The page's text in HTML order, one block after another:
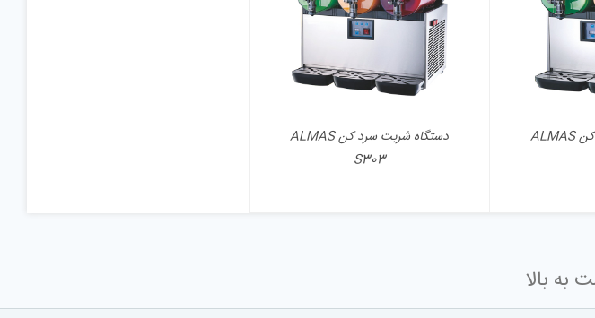
دستگاه شربت سرد کن ALMAS
نمایش سریع
دستگاه شربت سرد کن ALMAS
S303
به بالا